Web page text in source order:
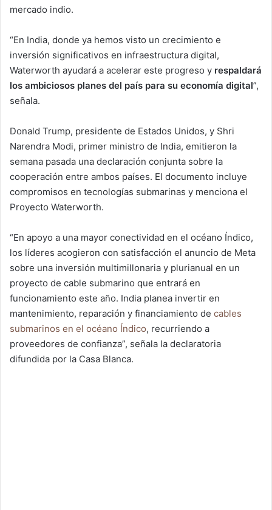
mercado indio.
“En India, donde ya hemos visto un crecimiento e
inversión significativos en infraestructura digital,
Waterworth ayudará a acelerar este progreso y respaldará
los ambiciosos planes del país para su economía digital”,
señala.
Donald Trump, presidente de Estados Unidos, y Shri
Narendra Modi, primer ministro de India, emitieron la
semana pasada una declaración conjunta sobre la
cooperación entre ambos países. El documento incluye
compromisos en tecnologías submarinas y menciona el
Proyecto Waterworth.
“En apoyo a una mayor conectividad en el océano Índico,
los líderes acogieron con satisfacción el anuncio de Meta
sobre una inversión multimillonaria y plurianual en un
proyecto de cable submarino que entrará en
funcionamiento este año. India planea invertir en
mantenimiento, reparación y financiamiento de cables
submarinos en el océano Índico, recurriendo a
proveedores de confianza”, señala la declaratoria
difundida por la Casa Blanca.